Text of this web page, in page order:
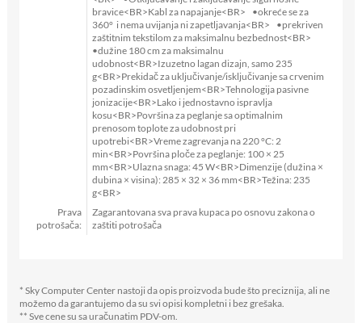
bravice<BR>Kabl za napajanje<BR> •okreće se za
360° i nema uvijanja ni zapetljavanja<BR> •prekriven
zaštitnim tekstilom za maksimalnu bezbednost<BR>
•dužine 180 cm za maksimalnu
udobnost<BR>Izuzetno lagan dizajn, samo 235
g<BR>Prekidač za uključivanje/isključivanje sa crvenim
pozadinskim osvetljenjem<BR>Tehnologija pasivne
jonizacije<BR>Lako i jednostavno ispravlja
kosu<BR>Površina za peglanje sa optimalnim
prenosom toplote za udobnost pri
upotrebi<BR>Vreme zagrevanja na 220 °C: 2
min<BR>Površina ploče za peglanje: 100 × 25
mm<BR>Ulazna snaga: 45 W<BR>Dimenzije (dužina ×
dubina × visina): 285 × 32 × 36 mm<BR>Težina: 235
g<BR>
Prava
potrošača:
Zagarantovana sva prava kupaca po osnovu zakona o
zaštiti potrošača
* Sky Computer Center nastoji da opis proizvoda bude što preciznija, ali ne
možemo da garantujemo da su svi opisi kompletni i bez grešaka.
** Sve cene su sa uračunatim PDV-om.